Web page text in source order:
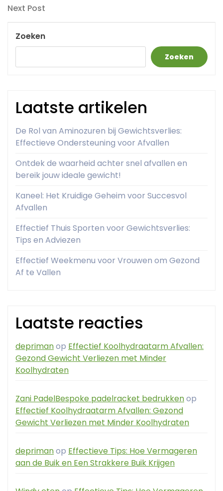
Next
Next Post
Zoeken
Zoeken
Laatste artikelen
De Rol van Aminozuren bij Gewichtsverlies:
Effectieve Ondersteuning voor Afvallen
Ontdek de waarheid achter snel afvallen en
bereik jouw ideale gewicht!
Kaneel: Het Kruidige Geheim voor Succesvol
Afvallen
Effectief Thuis Sporten voor Gewichtsverlies:
Tips en Adviezen
Effectief Weekmenu voor Vrouwen om Gezond
Af te Vallen
Laatste reacties
deprimanop Effectief Koolhydraatarm Afvallen:
Gezond Gewicht Verliezen met Minder
Koolhydraten
Zani PadelBespoke padelracket bedrukkenop
Effectief Koolhydraatarm Afvallen: Gezond
Gewicht Verliezen met Minder Koolhydraten
deprimanop Effectieve Tips: Hoe Vermageren
aan de Buik en Een Strakkere Buik Krijgen